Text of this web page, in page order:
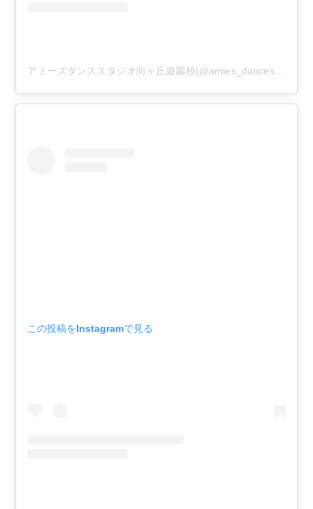
アミーズダンススタジオ向ヶ丘遊園校(@amies_dancestudio)がシェアした投稿
この投稿をInstagramで見る